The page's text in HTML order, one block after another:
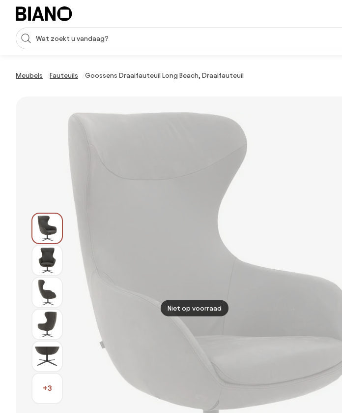
Navigatie overslaan, naar inhoud springen
Zoekopdracht invoeren
Meubels Fauteuils Goossens Draaifauteuil Long Beach, Draaifauteuil
+3
Niet op voorraad